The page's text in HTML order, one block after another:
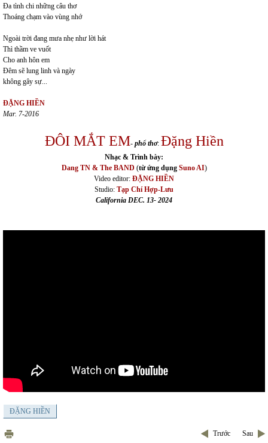
Đa tình chi những câu thơ
Thoáng chạm vào vùng nhớ
Ngoài trời đang mưa nhẹ như lời hát
Thì thầm ve vuốt
Cho anh hôn em
Đêm sẽ lung linh và ngày
không gây sự...
ĐẶNG HIỀN
Mar. 7-2016
ĐÔI MẮT EM- phổ thơ: Đặng Hiền
Nhạc & Trình bày:
Dang TN & The BAND (từ ứng dụng Suno AI)
Video editor: ĐẶNG HIỀN
Studio: Tạp Chí Hợp-Lưu
California DEC. 13- 2024
ĐẶNG HIỀN
Trước Sau